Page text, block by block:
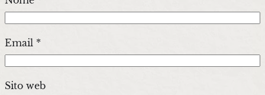
Email *
Sito web